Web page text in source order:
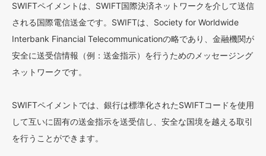
SWIFTペイメントは、SWIFT国際決済ネットワークを介して送信
される国際電信送金です。SWIFTは、Society for Worldwide
Interbank Financial Telecommunicationの略であり、金融機関が
安全に送受信情報（例：送金指示）を行うためのメッセージング
ネットワークです。
SWIFTペイメントでは、銀行は標準化されたSWIFTコードを使用
して互いに固有の送金指示を送受信し、安全な国境を越える取引
を行うことができます。